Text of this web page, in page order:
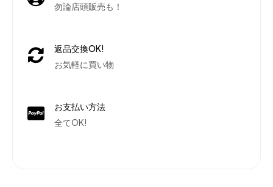
勿論店頭販売も！
返品交換OK!
お気軽に買い物
お支払い方法
全てOK!